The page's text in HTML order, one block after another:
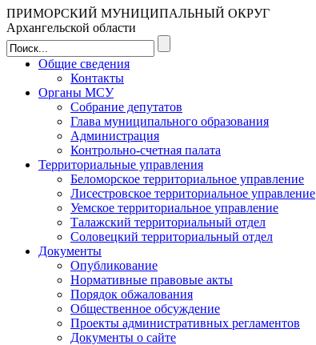
ПРИМОРСКИЙ МУНИЦИПАЛЬНЫЙ ОКРУГ
Архангельской области
Общие сведения
Контакты
Органы МСУ
Собрание депутатов
Глава муниципального образования
Администрация
Контрольно-счетная палата
Территориальные управления
Беломорское территориальное управление
Лисестровское территориальное управление
Уемское территориальное управление
Талажский территориальный отдел
Соловецкий территориальный отдел
Документы
Опубликование
Нормативные правовые акты
Порядок обжалования
Общественное обсуждение
Проекты административных регламентов
Документы о сайте